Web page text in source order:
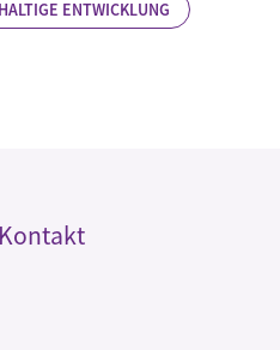
ENTWICKLUNG